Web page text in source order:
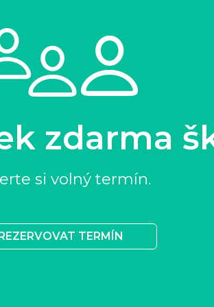
zdarma
si volný termín.
TERMÍN